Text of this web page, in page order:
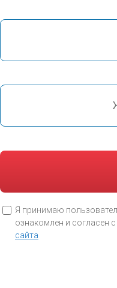
Я принимаю
ознакомлен и согласен с
сайта